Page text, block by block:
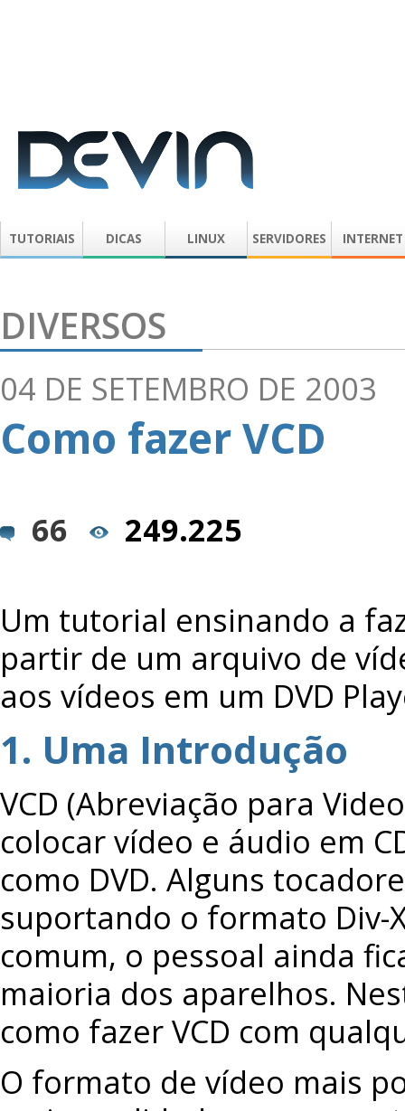
TUTORIAIS DICAS LINUX SERVIDORES INTERNET
DIVERSOS
04 DE SETEMBRO DE 2003
Como fazer VCD
66 249.225
Um tutorial ensinando a
partir de um arquivo de
aos vídeos em um DVD
1. Uma Introdução
VCD (Abreviação para
colocar vídeo e áudio em
como DVD. Alguns
suportando o formato Div-
comum, o pessoal ainda
maioria dos aparelhos.
como fazer VCD com
O formato de vídeo mais